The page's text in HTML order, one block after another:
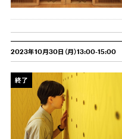
2023年10月30日（月）13:00-15:00
終了